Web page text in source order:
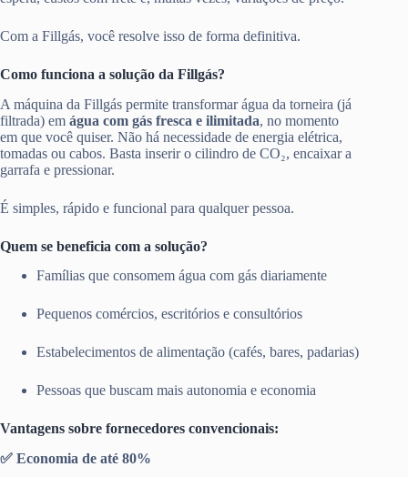
Com a Fillgás, você resolve isso de forma definitiva.
Como funciona a solução da Fillgás?
A máquina da Fillgás permite transformar água da torneira (já
filtrada) em água com gás fresca e ilimitada, no momento
em que você quiser. Não há necessidade de energia elétrica,
tomadas ou cabos. Basta inserir o cilindro de CO₂, encaixar a
garrafa e pressionar.
É simples, rápido e funcional para qualquer pessoa.
Quem se beneficia com a solução?
Famílias que consomem água com gás diariamente
Pequenos comércios, escritórios e consultórios
Estabelecimentos de alimentação (cafés, bares, padarias)
Pessoas que buscam mais autonomia e economia
Vantagens sobre fornecedores convencionais:
✅ Economia de até 80%